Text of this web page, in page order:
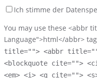
Ich stimme der
You may use these <abbr
Language">html</abbr>
title=""> <abbr
<blockquote cite="">
<em> <i> <q cite="">